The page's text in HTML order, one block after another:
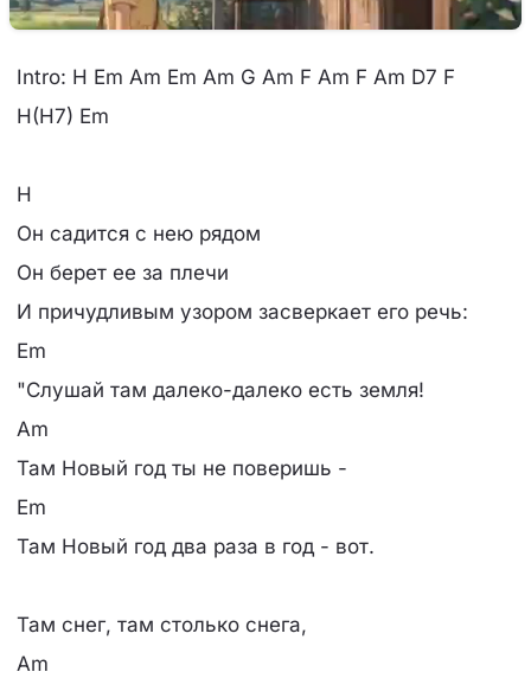
Intro: H Em Am Em Am G Am F Am F Am D7 F
H(H7) Em
H
Он садится с нею рядом
Он берет ее за плечи
И причудливым узором засверкает его речь:
Em
"Слушай там далеко-далеко есть земля!
Am
Там Новый год ты не поверишь -
Em
Там Новый год два раза в год - вот.
Там снег, там столько снега,
Am